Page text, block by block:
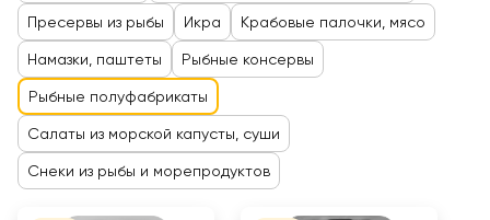
Пресервы из рыбы Икра Крабовые палочки, мясо
Намазки, паштеты Рыбные консервы
Рыбные полуфабрикаты
Салаты из морской капусты, суши
Снеки из рыбы и морепродуктов